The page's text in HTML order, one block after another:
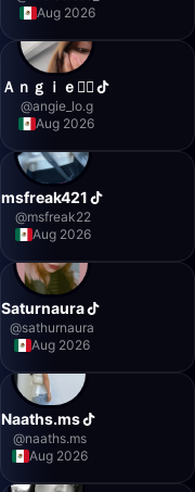
Aug 2026
Ａｎｇｉｅ🧚‍♀️
@angie_lo.g
Aug 2026
msfreak421
@msfreak22
Aug 2026
Saturnaura
@sathurnaura
Aug 2026
Naaths.ms
@naaths.ms
Aug 2026